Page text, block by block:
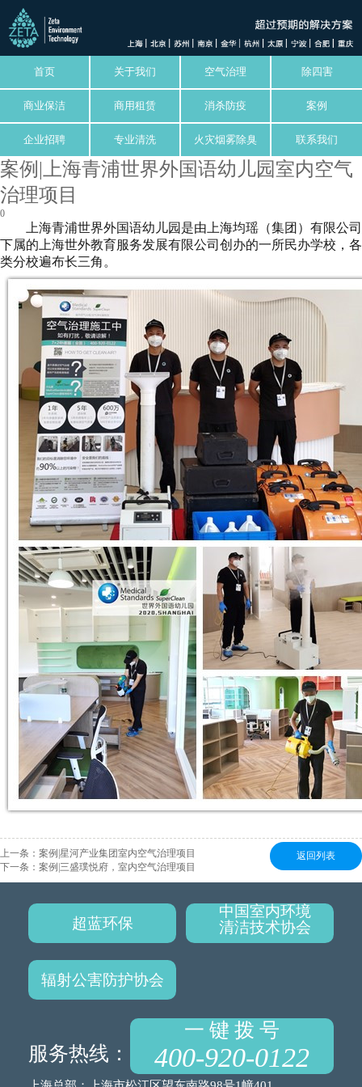
首页 关于我们 空气治理 除四害
商业保洁 商用租赁 消杀防疫 案例
企业招聘 专业清洗 火灾烟雾除臭 联系我们
案例|上海青浦世界外国语幼儿园室内空气
治理项目
0
上海青浦世界外国语幼儿园是由上海均瑶（集团）有限公司
下属的上海世外教育服务发展有限公司创办的一所民办学校，各
类分校遍布长三角。
上一条： 案例|星河产业集团室内空气治理项目
下一条： 案例|三盛璞悦府，室内空气治理项目
返回列表
超蓝环保
中国室内环境
清洁技术协会
辐射公害防护协会
服务热线：
一 键 拨 号
400-920-0122